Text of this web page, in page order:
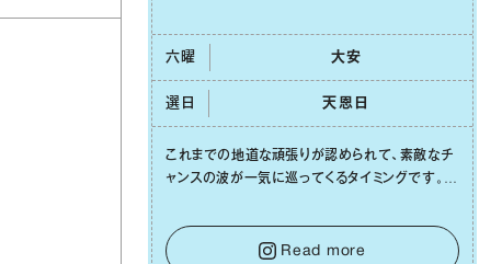
六曜 ⼤安
選日 天恩⽇
これまでの地道な頑張りが認められて、素敵なチ
ャンスの波が⼀気に巡ってくるタイミングです。周
せずに笑顔で受け取りましょう。みんなと⼀緒に
幸せになっていくイメージを持って⼀歩を踏み出
Read more